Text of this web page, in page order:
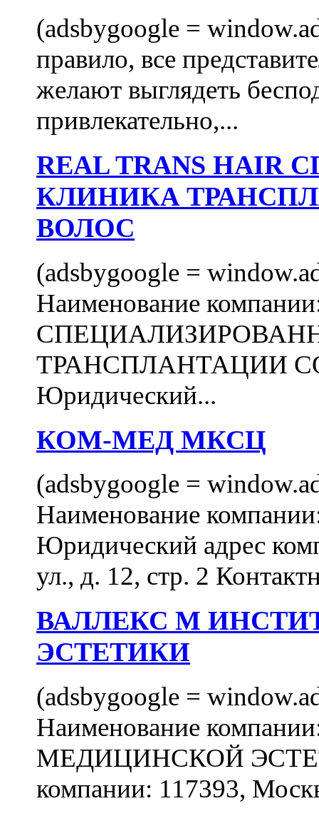
(adsbygoogle =
правило, все
желают выглядеть
привлекательно,...
REAL TRANS
КЛИНИКА
ВОЛОС
(adsbygoogle =
Наименование
ТРАНСПЛАНТАЦИИ
Юридический...
КОМ-МЕД МКСЦ
(adsbygoogle =
Наименование
Юридический адрес
ул., д. 12, стр. 2
ВАЛЛЕКС М
ЭСТЕТИКИ
(adsbygoogle =
Наименование
МЕДИЦИНСКОЙ
компании: 117393,